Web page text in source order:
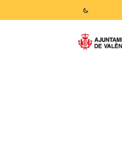
AEMET.GRADOS